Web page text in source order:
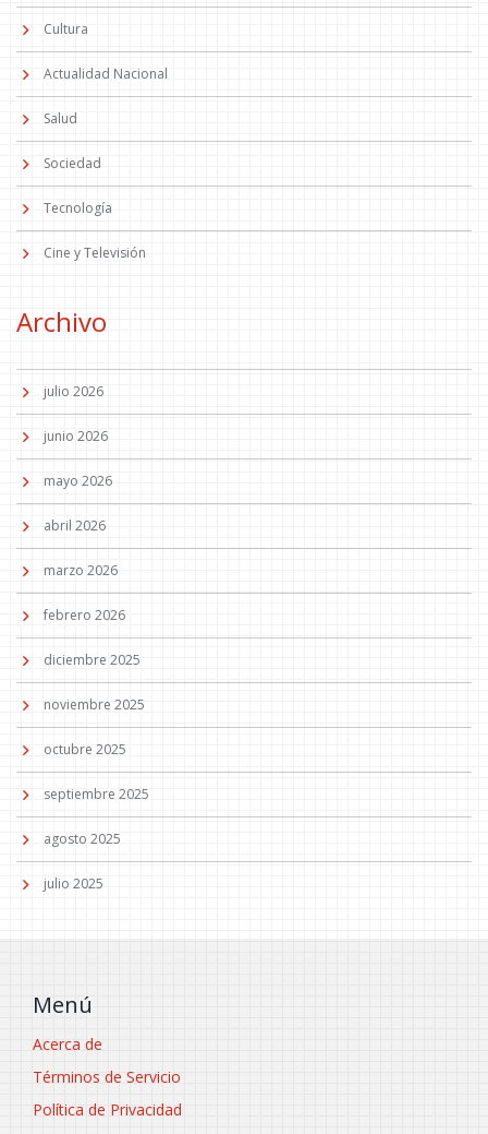
Cultura
Actualidad Nacional
Salud
Sociedad
Tecnología
Cine y Televisión
Archivo
julio 2026
junio 2026
mayo 2026
abril 2026
marzo 2026
febrero 2026
diciembre 2025
noviembre 2025
octubre 2025
septiembre 2025
agosto 2025
julio 2025
Menú
Acerca de
Términos de Servicio
Política de Privacidad